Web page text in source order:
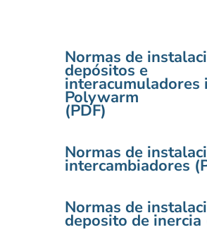
Normas de
depósitos e
interacumuladores
Polywarm
(PDF)
Normas de
intercambiadores
Normas de
deposito de inercia